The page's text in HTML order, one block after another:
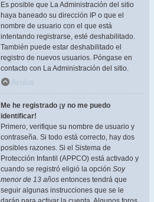
Es posible que La Administración del sitio
haya baneado su dirección IP o que el
nombre de usuario con el que está
intentando registrarse, esté deshabilitado.
También puede estar deshabilitado el
registro de nuevos usuarios. Póngase en
contacto con La Administración del sitio.
Arriba
Me he registrado ¡y no me puedo
identificar!
Primero, verifique su nombre de usuario y
contraseña. Si todo está correcto, hay dos
posibles razones. Si el Sistema de
Protección Infantil (APPCO) está activado y
cuando se registró eligió la opción Soy
menor de 13 años entonces tendrá que
seguir algunas instrucciones que se le